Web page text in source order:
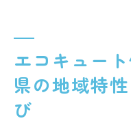
地域密着型
地元の評判
エコキュー
県の地域特
び